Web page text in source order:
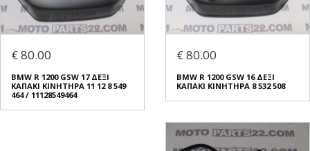
€ 80.00
BMW R 1200 GSW 17 ΔΕΞΙ
ΚΑΠΑΚΙ ΚΙΝΗΤΗΡΑ 11 12 8 549
464 / 11128549464
€ 80.00
BMW R 1200 GSW 16 ΔΕΞΙ
ΚΑΠΑΚΙ ΚΙΝΗΤΗΡΑ 8 532 508